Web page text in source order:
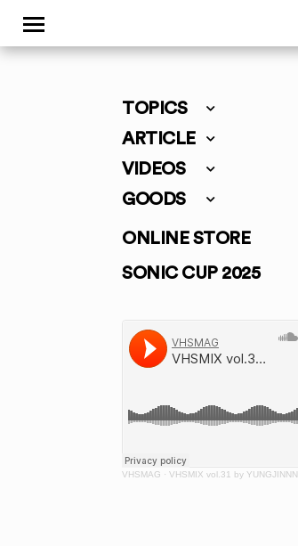
TOPICS
ARTICLE
VIDEOS
GOODS
ONLINE STORE
SONIC CUP 2025
VHSMAG · VHSMIX vol.31 by YUNGJINNN